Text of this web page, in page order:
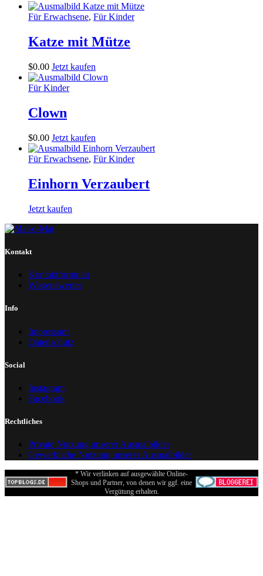
Für Erwachsene, Für Kinder
Katze mit Mütze
$0.00 Jetzt kaufen
Für Kinder
Clown
$0.00 Jetzt kaufen
Für Erwachsene, Für Kinder
Einhorn Verzaubert
Jetzt kaufen
Kontakt
Kontaktformular
Wissenswertes
Info
Impressum
Datenschutz
Social
Instagram
Facebook
Rechtliches
Private Nutzung unserer Ausmalbilder
Gewerbliche Nutzung unserer Ausmalbilder
* Wir verlinken auf ausgewählte Online-
Shops und Partner, von denen wir ggf. eine
Vergütung erhalten.